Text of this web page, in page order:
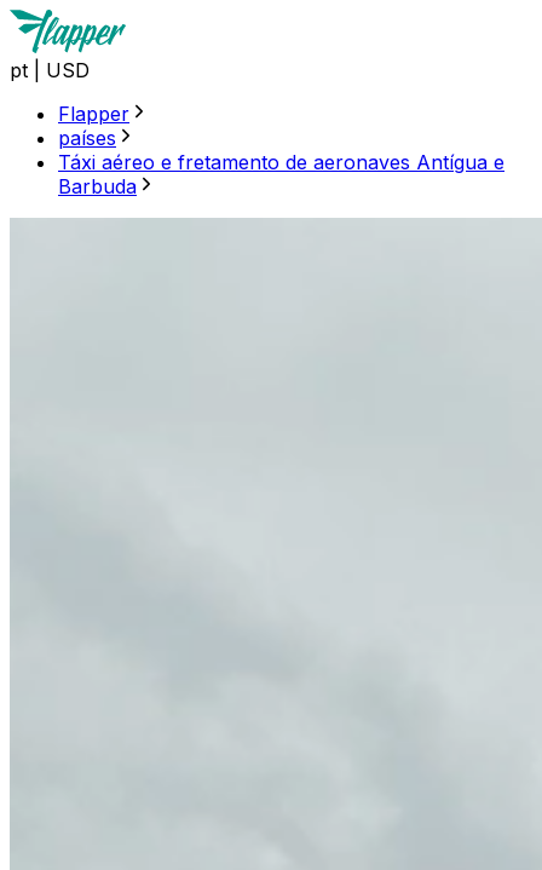
pt
USD
Flapper
países
Táxi aéreo e fretamento de aeronaves Antígua e
Barbuda